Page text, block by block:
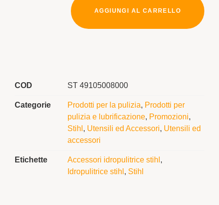
AGGIUNGI AL CARRELLO
COD ST 49105008000
Categorie Prodotti per la pulizia, Prodotti per
pulizia e lubrificazione, Promozioni,
Stihl , Utensili ed Accessori, Utensili ed
accessori
Etichette Accessori idropulitrice stihl ,
Idropulitrice stihl , Stihl